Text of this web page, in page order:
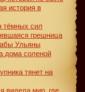
история в
тёмных сил
грешница
Ульяны
дома соленой
тянет на
видела мир, где